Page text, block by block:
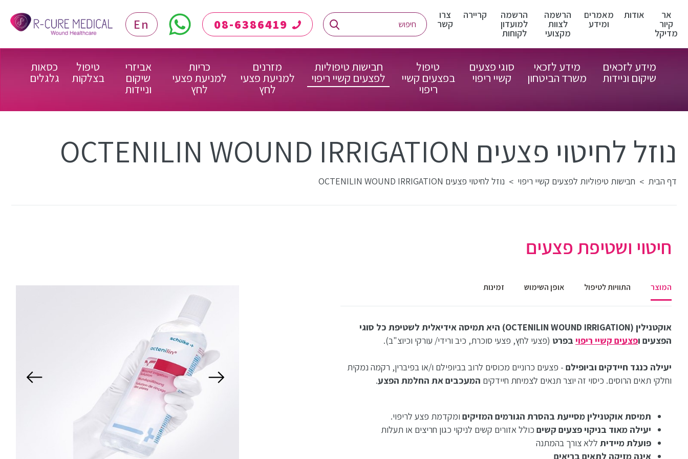
אר
קיור
מדיקל
אודות מאמרים
ומידע
הרשמה
לצוות
מקצועי
הרשמה
למועדון
לקוחות
קריירה צרו
קשר En
מידע לזכאים
שיקום וניידות
מידע לזכאי
משרד הביטחון
סוגי פצעים
קשיי ריפוי
טיפול
בפצעים קשיי
ריפוי
חבישות טיפוליות
לפצעים קשיי ריפוי
מזרנים
למניעת פצעי
לחץ
כריות
למניעת פצעי
לחץ
אביזרי
שיקום
וניידות
טיפול
בצלקות
כסאות
גלגלים
נוזל לחיטוי פצעים OCTENILIN WOUND IRRIGATION
דף הבית > חבישות טיפוליות לפצעים קשיי ריפוי > נוזל לחיטוי פצעים OCTENILIN WOUND IRRIGATION
חיטוי ושטיפת פצעים
המוצר התוויות לטיפול אופן השימוש זמינות
אוקטנילין (OCTENILIN WOUND IRRIGATION) היא תמיסה אידיאלית לשטיפת כל סוגי
הפצעים ופצעים קשיי ריפוי בפרט (פצעי לחץ, פצעי סוכרת, כיב ורידי/ עורקי וכיוצ"ב).
יעילה כנגד חיידקים וביופילם - פצעים כרוניים מכוסים לרוב בביופילם ו/או בפיברין, רקמה נמקית
וחלקי תאים הרוסים. כיסוי זה יוצר תנאים לצמיחת חיידקים המעכבים את החלמת הפצע.
תמיסת אוקטניליןמסייעת בהסרת הגורמים המזיקים ומקדמת פצע לריפוי.
יעילה מאוד בניקוי פצעים קשים כולל אזורים קשים לניקוי כגון חריצים או תעלות
פועלת מיידית ללא צורך בהמתנה
אינה מזיקה לתאים בריאים